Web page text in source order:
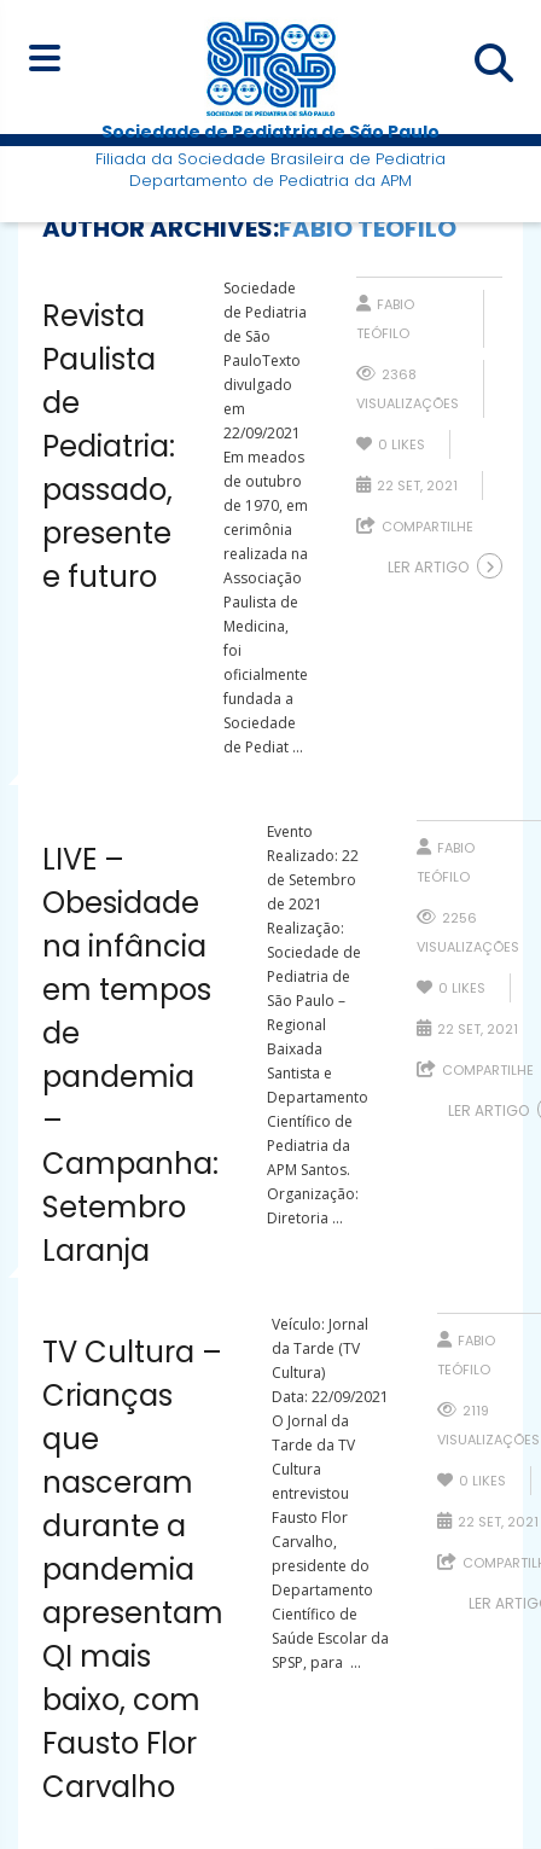
Sociedade de Pediatria de São Paulo
Filiada da Sociedade Brasileira de Pediatria
Departamento de Pediatria da APM
AUTHOR ARCHIVES:FABIO TEÓFILO
Revista
Paulista
de
Pediatria:
passado,
presente
e futuro
Sociedade
de Pediatria
de São
PauloTexto
divulgado
em
22/09/2021
Em meados
de outubro
de 1970, em
cerimônia
realizada na
Associação
Paulista de
Medicina,
foi
oficialmente
fundada a
Sociedade
de Pediat ...
FABIO
TEÓFILO
2368
VISUALIZAÇÕES
0 LIKES
22 SET, 2021
COMPARTILHE
LER ARTIGO
LIVE –
Obesidade
na infância
em tempos
de
pandemia
–
Campanha:
Setembro
Laranja
Evento
Realizado: 22
de Setembro
de 2021
Realização:
Sociedade de
Pediatria de
São Paulo –
Regional
Baixada
Santista e
Departamento
Científico de
Pediatria da
APM Santos.
Organização:
Diretoria ...
FABIO
TEÓFILO
2256
VISUALIZAÇÕES
0 LIKES
22 SET, 2021
COMPARTILHE
LER ARTIGO
TV Cultura –
Crianças
que
nasceram
durante a
pandemia
apresentam
QI mais
baixo, com
Fausto Flor
Carvalho
Veículo: Jornal
da Tarde (TV
Cultura)
Data: 22/09/2021
O Jornal da
Tarde da TV
Cultura
entrevistou
Fausto Flor
Carvalho,
presidente do
Departamento
Científico de
Saúde Escolar da
SPSP, para ...
FABIO
TEÓFILO
2119
VISUALIZAÇÕES
0 LIKES
22 SET, 2021
LER